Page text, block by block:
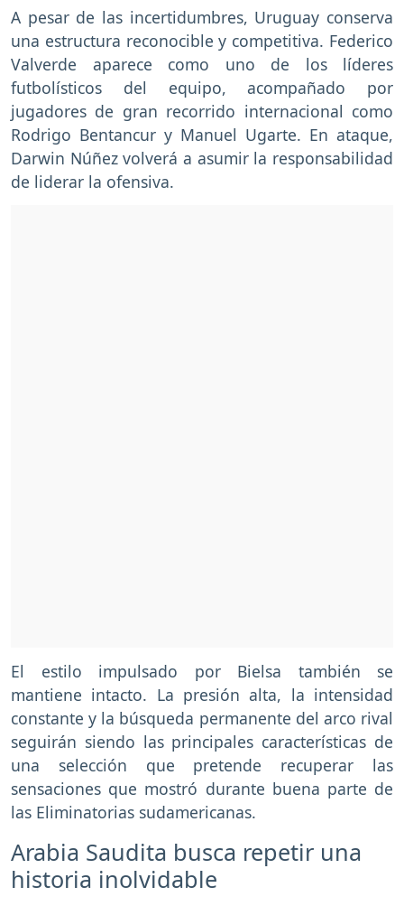
A pesar de las incertidumbres, Uruguay conserva
una estructura reconocible y competitiva. Federico
Valverde aparece como uno de los líderes
futbolísticos del equipo, acompañado por
jugadores de gran recorrido internacional como
Rodrigo Bentancur y Manuel Ugarte. En ataque,
Darwin Núñez volverá a asumir la responsabilidad
de liderar la ofensiva.
El estilo impulsado por Bielsa también se
mantiene intacto. La presión alta, la intensidad
constante y la búsqueda permanente del arco rival
seguirán siendo las principales características de
una selección que pretende recuperar las
sensaciones que mostró durante buena parte de
las Eliminatorias sudamericanas.
Arabia Saudita busca repetir una
historia inolvidable